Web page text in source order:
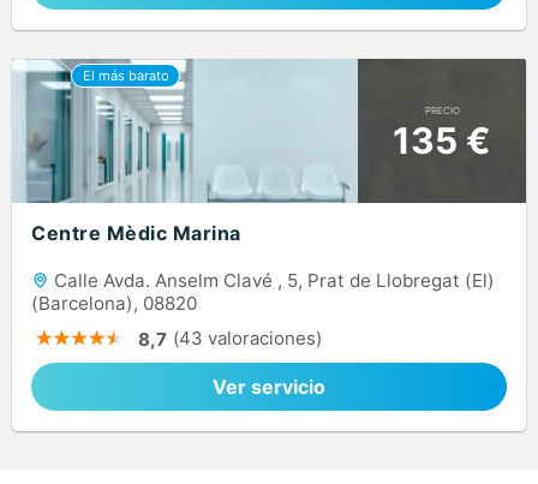
PRECIO
135 €
Centre Mèdic Marina
Calle Avda. Anselm Clavé , 5, Prat de Llobregat (El)
(Barcelona), 08820
8,7 (43 valoraciones)
Ver servicio